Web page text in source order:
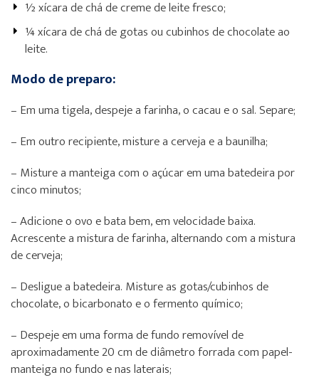
½ xícara de chá de creme de leite fresco;
¼ xícara de chá de gotas ou cubinhos de chocolate ao
leite.
Modo de preparo:
– Em uma tigela, despeje a farinha, o cacau e o sal. Separe;
– Em outro recipiente, misture a cerveja e a baunilha;
– Misture a manteiga com o açúcar em uma batedeira por
cinco minutos;
– Adicione o ovo e bata bem, em velocidade baixa.
Acrescente a mistura de farinha, alternando com a mistura
de cerveja;
– Desligue a batedeira. Misture as gotas/cubinhos de
chocolate, o bicarbonato e o fermento químico;
– Despeje em uma forma de fundo removível de
aproximadamente 20 cm de diâmetro forrada com papel-
manteiga no fundo e nas laterais;